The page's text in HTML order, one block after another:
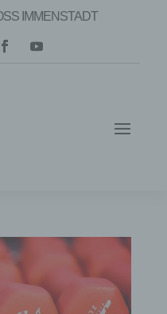
IMMENSTADT